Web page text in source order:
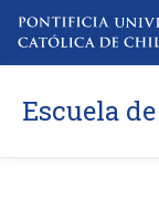
Escuela